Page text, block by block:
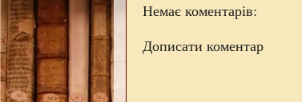
Немає коментарів:
Дописати коментар